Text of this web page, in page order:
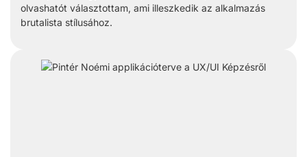
olvashatót választottam, ami illeszkedik az alkalmazás
brutalista stílusához.